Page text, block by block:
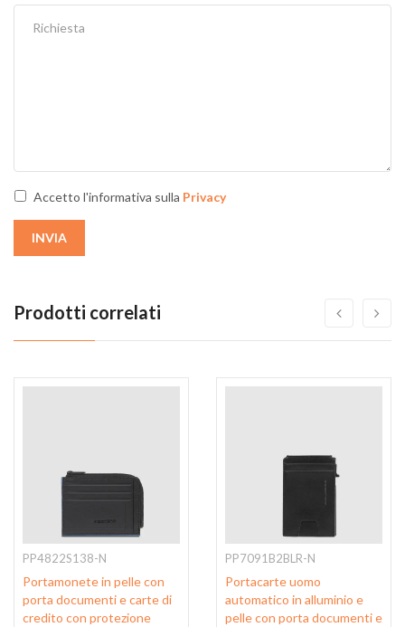
Accetto l'informativa sulla Privacy
INVIA
Prodotti correlati
PP4822S138-N
Portamonete in pelle con
porta documenti e carte di
credito con protezione
PP7091B2BLR-N
Portacarte uomo
automatico in alluminio e
pelle con porta documenti e